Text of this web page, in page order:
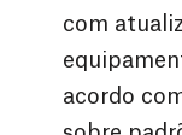
com
acordo